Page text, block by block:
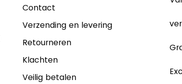
Contact
Verzending en levering
Retourneren
Klachten
Veilig betalen